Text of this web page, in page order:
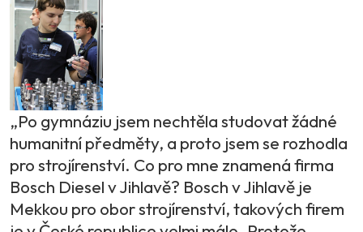
„Po gymnáziu jsem nechtěla studovat žádné
humanitní předměty, a proto jsem se rozhodla
pro strojírenství. Co pro mne znamená firma
Bosch Diesel v Jihlavě? Bosch v Jihlavě je
Mekkou pro obor strojírenství, takových firem